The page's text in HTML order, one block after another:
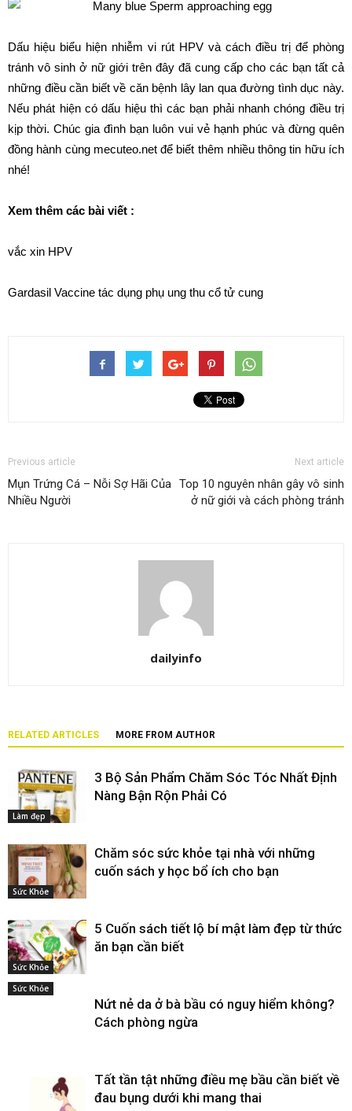
Dấu hiệu biểu hiện nhiễm vi rút HPV và cách điều trị để phòng
tránh vô sinh ở nữ giới trên đây đã cung cấp cho các bạn tất cả
những điều cần biết về căn bệnh lây lan qua đường tình dục này.
Nếu phát hiện có dấu hiệu thì các bạn phải nhanh chóng điều trị
kịp thời. Chúc gia đình bạn luôn vui vẻ hạnh phúc và đừng quên
đồng hành cùng mecuteo.net để biết thêm nhiều thông tin hữu ích
nhé!
Xem thêm các bài viết :
vắc xin HPV
Gardasil Vaccine tác dụng phụ ung thu cổ tử cung
Previous article
Mụn Trứng Cá – Nỗi Sợ Hãi Của
Nhiều Người
Next article
Top 10 nguyên nhân gây vô sinh
ở nữ giới và cách phòng tránh
dailyinfo
RELATED ARTICLES MORE FROM AUTHOR
Làm đẹp
3 Bộ Sản Phẩm Chăm Sóc Tóc Nhất Định
Nàng Bận Rộn Phải Có
Sức Khỏe
Chăm sóc sức khỏe tại nhà với những
cuốn sách y học bổ ích cho bạn
Sức Khỏe
5 Cuốn sách tiết lộ bí mật làm đẹp từ thức
ăn bạn cần biết
Sức Khỏe
Nứt nẻ da ở bà bầu có nguy hiểm không?
Cách phòng ngừa
Tất tần tật những điều mẹ bầu cần biết về
đau bụng dưới khi mang thai